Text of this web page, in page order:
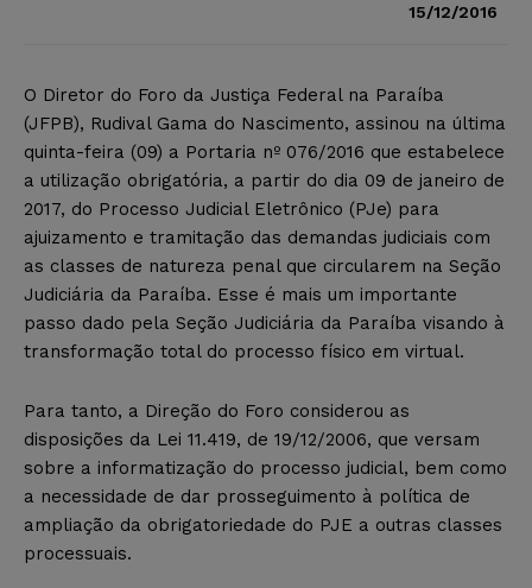
15/12/2016
O Diretor do Foro da Justiça Federal na Paraíba
(JFPB), Rudival Gama do Nascimento, assinou na última
quinta-feira (09) a Portaria nº 076/2016 que estabelece
a utilização obrigatória, a partir do dia 09 de janeiro de
2017, do Processo Judicial Eletrônico (PJe) para
ajuizamento e tramitação das demandas judiciais com
as classes de natureza penal que circularem na Seção
Judiciária da Paraíba. Esse é mais um importante
passo dado pela Seção Judiciária da Paraíba visando à
transformação total do processo físico em virtual.
Para tanto, a Direção do Foro considerou as
disposições da Lei 11.419, de 19/12/2006, que versam
sobre a informatização do processo judicial, bem como
a necessidade de dar prosseguimento à política de
ampliação da obrigatoriedade do PJE a outras classes
processuais.